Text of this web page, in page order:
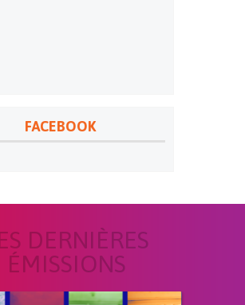
FACEBOOK
DERNIÈRES
ÉMISSIONS